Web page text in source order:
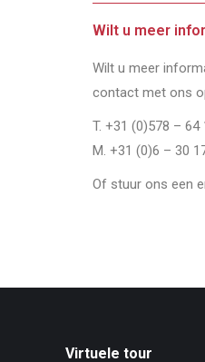
Wilt u meer
Wilt u meer
contact met ons
T. +31 (0)578 – 64
M. +31 (0)6 – 30
Of stuur ons een
Virtuele tour